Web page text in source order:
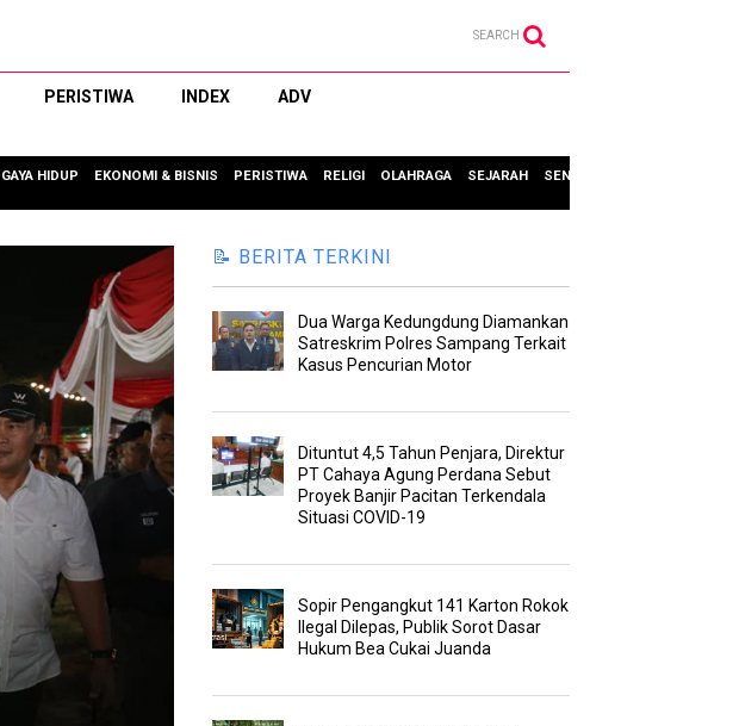
SEARCH
PERISTIWA INDEX ADV
GAYA HIDUP EKONOMI & BISNIS PERISTIWA RELIGI OLAHRAGA SEJARAH SENI & BUDAYA
📝 BERITA TERKINI
Dua Warga Kedungdung Diamankan
Satreskrim Polres Sampang Terkait
Kasus Pencurian Motor
Dituntut 4,5 Tahun Penjara, Direktur
PT Cahaya Agung Perdana Sebut
Proyek Banjir Pacitan Terkendala
Situasi COVID-19
Sopir Pengangkut 141 Karton Rokok
Ilegal Dilepas, Publik Sorot Dasar
Hukum Bea Cukai Juanda